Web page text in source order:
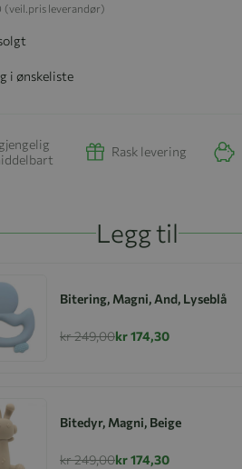
(veil.pris leverandør)
i ønskeliste
Rask levering
Legg til
Bitering, Magni, And, Lyseblå
kr 249,00kr 174,30
Bitedyr, Magni, Beige
kr 249,00kr 174,30